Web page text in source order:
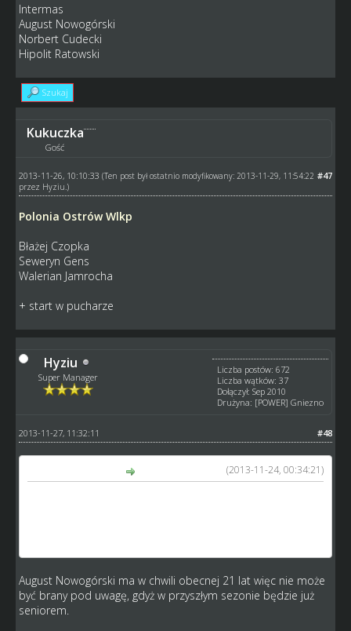
Intermas
August Nowogórski
Norbert Cudecki
Hipolit Ratowski
Szukaj
Kukuczka
Gość
#47
2013-11-26, 10:10:33 (Ten post był ostatnio modyfikowany: 2013-11-29, 11:54:22
przez Hyziu .)
Polonia Ostrów Wlkp
Błażej Czopka
Seweryn Gens
Walerian Jamrocha
+ start w pucharze
Hyziu
Super Manager
Liczba postów: 672
Liczba wątków: 37
Dołączył: Sep 2010
Drużyna: [POWER] Gniezno
#48
2013-11-27, 11:32:11
(2013-11-24, 00:34:21)
August Nowogórski ma w chwili obecnej 21 lat więc nie może
być brany pod uwagę, gdyż w przyszłym sezonie będzie już
seniorem.